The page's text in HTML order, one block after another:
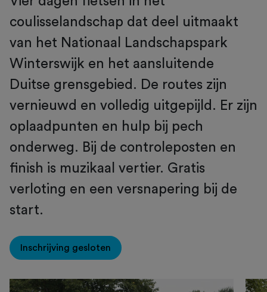
coulisselandschap dat deel uitmaakt
van het Nationaal Landschapspark
Winterswijk en het aansluitende
Duitse grensgebied. De routes zijn
vernieuwd en volledig uitgepijld. Er zijn
oplaadpunten en hulp bij pech
onderweg. Bij de controleposten en
finish is muzikaal vertier. Gratis
verloting en een versnapering bij de
start.
Inschrijving gesloten